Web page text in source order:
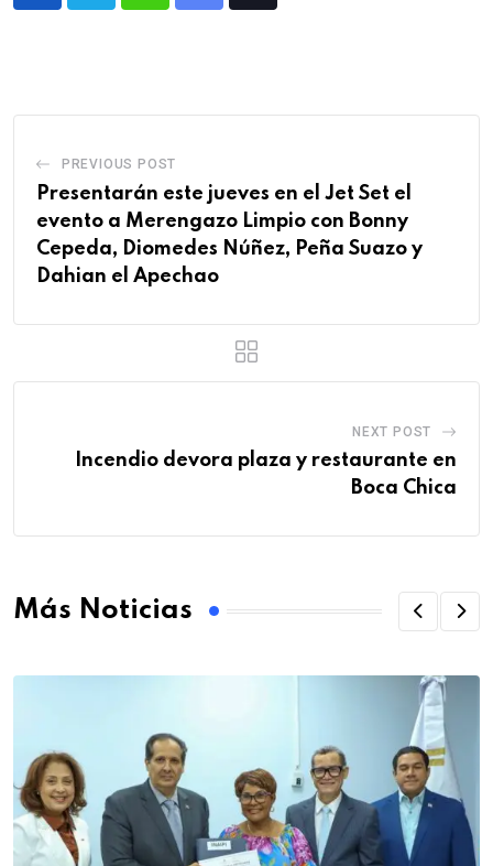
PREVIOUS POST
Presentarán este jueves en el Jet Set el
evento a Merengazo Limpio con Bonny
Cepeda, Diomedes Núñez, Peña Suazo y
Dahian el Apechao
NEXT POST
Incendio devora plaza y restaurante en
Boca Chica
Más Noticias